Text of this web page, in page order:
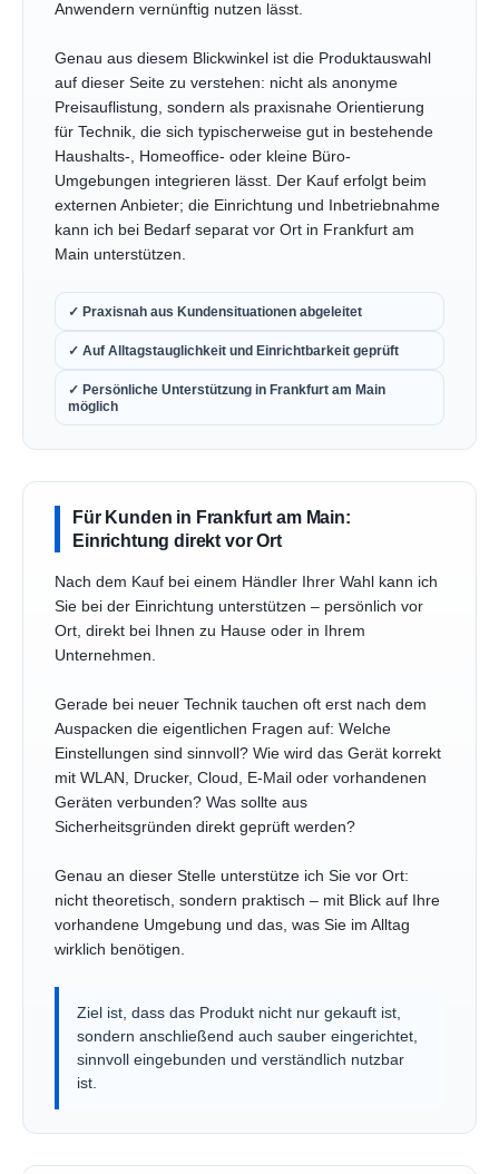
Anwendern vernünftig nutzen lässt.
Genau aus diesem Blickwinkel ist die Produktauswahl
auf dieser Seite zu verstehen: nicht als anonyme
Preisauflistung, sondern als praxisnahe Orientierung
für Technik, die sich typischerweise gut in bestehende
Haushalts-, Homeoffice- oder kleine Büro-
Umgebungen integrieren lässt. Der Kauf erfolgt beim
externen Anbieter; die Einrichtung und Inbetriebnahme
kann ich bei Bedarf separat vor Ort in Frankfurt am
Main unterstützen.
✓ Praxisnah aus Kundensituationen abgeleitet
✓ Auf Alltagstauglichkeit und Einrichtbarkeit geprüft
✓ Persönliche Unterstützung in Frankfurt am Main
möglich
Für Kunden in Frankfurt am Main:
Einrichtung direkt vor Ort
Nach dem Kauf bei einem Händler Ihrer Wahl kann ich
Sie bei der Einrichtung unterstützen – persönlich vor
Ort, direkt bei Ihnen zu Hause oder in Ihrem
Unternehmen.
Gerade bei neuer Technik tauchen oft erst nach dem
Auspacken die eigentlichen Fragen auf: Welche
Einstellungen sind sinnvoll? Wie wird das Gerät korrekt
mit WLAN, Drucker, Cloud, E-Mail oder vorhandenen
Geräten verbunden? Was sollte aus
Sicherheitsgründen direkt geprüft werden?
Genau an dieser Stelle unterstütze ich Sie vor Ort:
nicht theoretisch, sondern praktisch – mit Blick auf Ihre
vorhandene Umgebung und das, was Sie im Alltag
wirklich benötigen.
Ziel ist, dass das Produkt nicht nur gekauft ist,
sondern anschließend auch sauber eingerichtet,
sinnvoll eingebunden und verständlich nutzbar
ist.